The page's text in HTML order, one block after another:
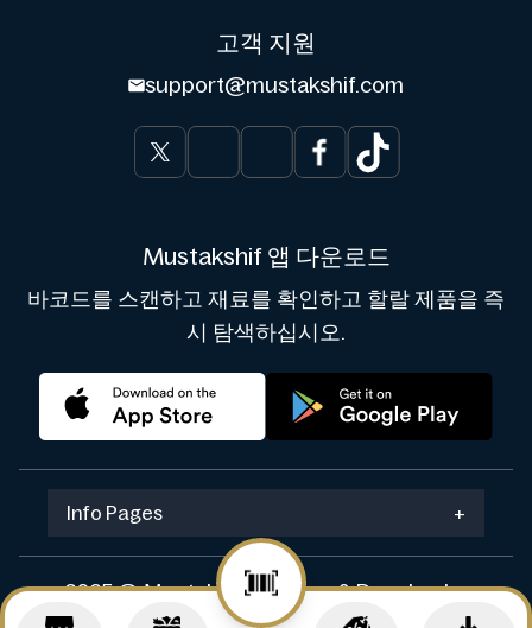
고객 지원
support@mustakshif.com
Mustakshif 앱 다운로드
바코드를 스캔하고 재료를 확인하고 할랄 제품을 즉
시 탐색하십시오.
Info Pages +
2025 © Mustakshif. Design & Develop by